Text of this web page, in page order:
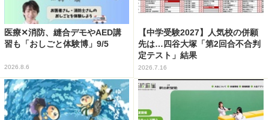
医療✕消防、縫合デモやAED講
習も「おしごと体験博」9/5
2026.8.6
【中学受験2027】人気校の併願
先は…四谷大塚「第2回合不合判
定テスト」結果
2026.7.16